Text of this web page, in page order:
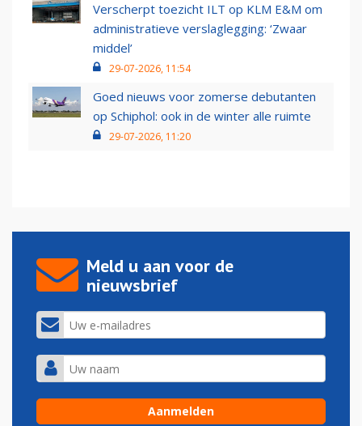
Verscherpt toezicht ILT op KLM E&M om
administratieve verslaglegging: ‘Zwaar
middel’
29-07-2026, 11:54
Goed nieuws voor zomerse debutanten
op Schiphol: ook in de winter alle ruimte
29-07-2026, 11:20
Meld u aan voor de
nieuwsbrief